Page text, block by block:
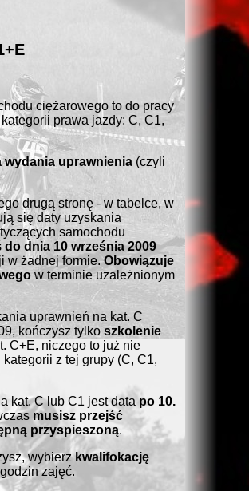
ciężarowego to do pracy
prawa jazdy: C, C1,
wydania uprawnienia (czyli
drugą stronę - w tabelce, w
się daty uzyskania
samochodu
do dnia 10 września 2009
w żadnej formie.Obowiązuje
w terminie uzależnionym
uprawnień na kat. C
kończysz tylko szkolenie
C+E, niczego to już nie
z tej grupy (C, C1,
kat. C lub C1 jest data po 10.
musisz przejść
przyspieszoną.
wybierzkwalifokację
zajęć.